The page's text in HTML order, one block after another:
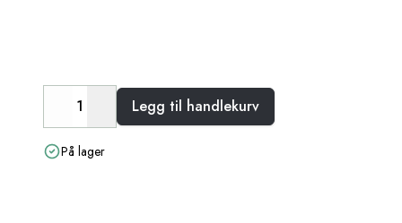
DecreaseIncreaseLegg til handlekurv
På lager